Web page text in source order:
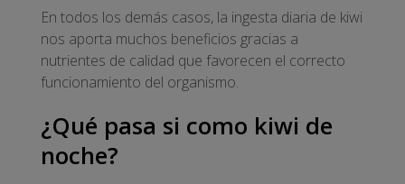
En todos los demás casos, la ingesta diaria de kiwi
nos aporta muchos beneficios gracias a
nutrientes de calidad que favorecen el correcto
funcionamiento del organismo.
¿Qué pasa si como kiwi de
noche?